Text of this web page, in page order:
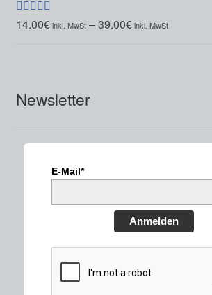
Bewertet mit
14.00€ –39.00€
Newsletter
E-Mail*
Anmelden